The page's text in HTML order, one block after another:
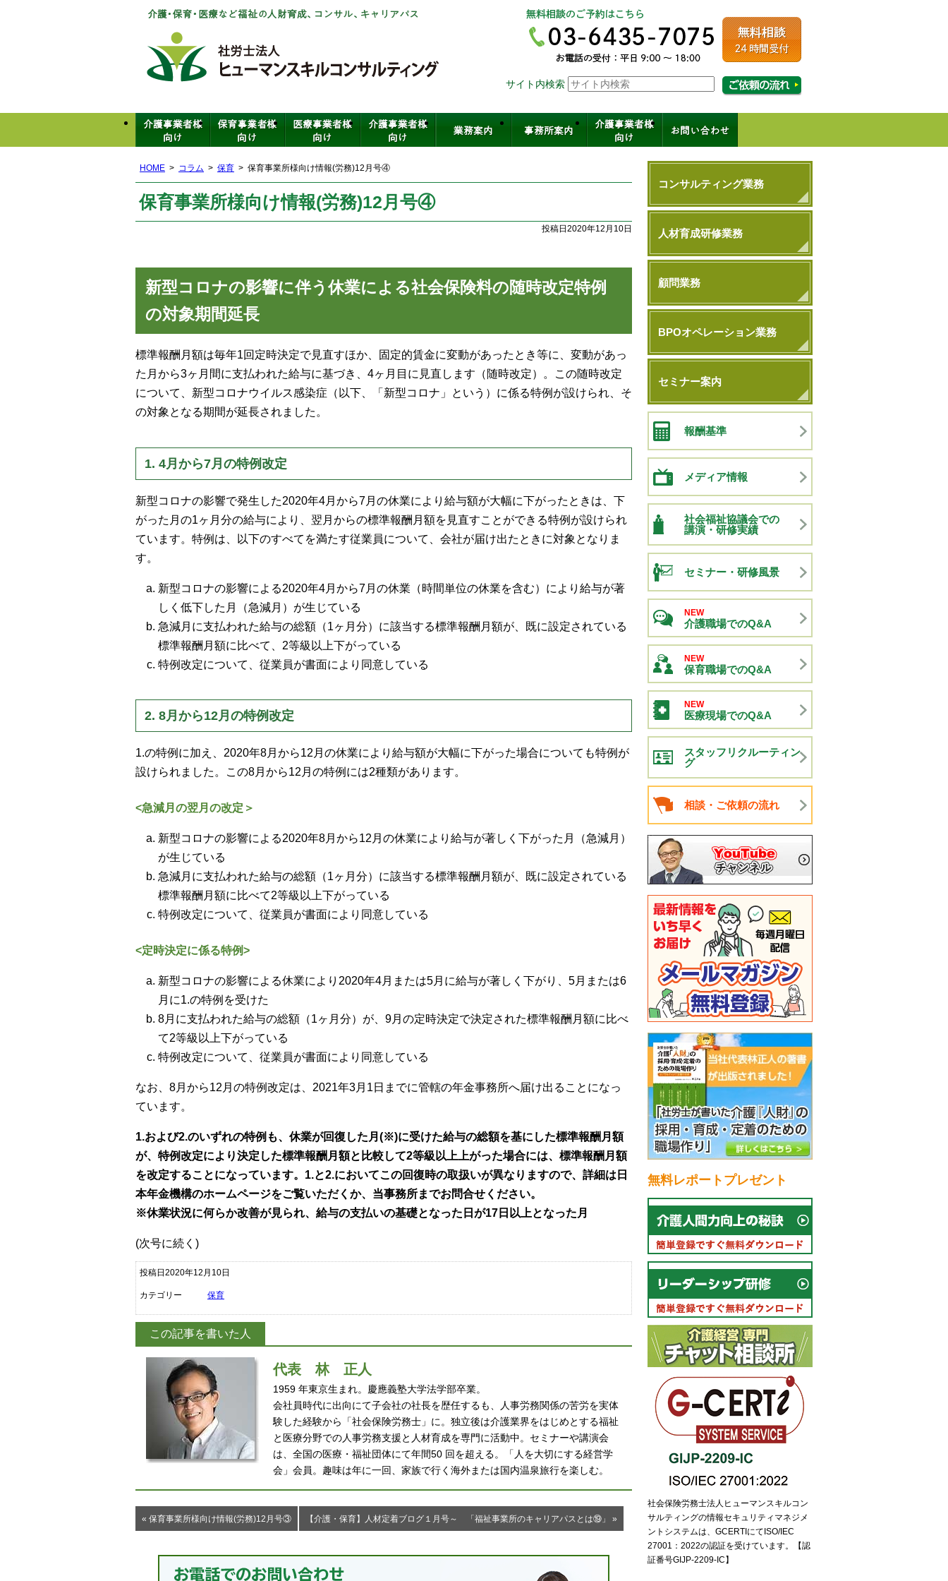
社会保険労務士法人ヒューマンスキルコンサルティング
介護・保育・医療など福祉の人材育成、コンサル、キャリアパス
サイト内検索
HOME コラム 保育 保育事業所様向け情報(労務)12月号④
保育事業所様向け情報(労務)12月号④
投稿日2020年12月10日
新型コロナの影響に伴う休業による社会保険料の随時改定特例
の対象期間延長
標準報酬月額は毎年1回定時決定で見直すほか、固定的賃金に変動があったとき等に、変動があっ
た月から3ヶ月間に支払われた給与に基づき、4ヶ月目に見直します（随時改定）。この随時改定
について、新型コロナウイルス感染症（以下、「新型コロナ」という）に係る特例が設けられ、そ
の対象となる期間が延長されました。
1. 4月から7月の特例改定
新型コロナの影響で発生した2020年4月から7月の休業により給与額が大幅に下がったときは、下
がった月の1ヶ月分の給与により、翌月からの標準報酬月額を見直すことができる特例が設けられ
ています。特例は、以下のすべてを満たす従業員について、会社が届け出たときに対象となりま
す。
新型コロナの影響による2020年4月から7月の休業（時間単位の休業を含む）により給与が著
しく低下した月（急減月）が生じている
急減月に支払われた給与の総額（1ヶ月分）に該当する標準報酬月額が、既に設定されている
標準報酬月額に比べて、2等級以上下がっている
特例改定について、従業員が書面により同意している
2. 8月から12月の特例改定
1.の特例に加え、2020年8月から12月の休業により給与額が大幅に下がった場合についても特例が
設けられました。この8月から12月の特例には2種類があります。
<急減月の翌月の改定＞
新型コロナの影響による2020年8月から12月の休業により給与が著しく下がった月（急減月）
が生じている
急減月に支払われた給与の総額（1ヶ月分）に該当する標準報酬月額が、既に設定されている
標準報酬月額に比べて2等級以上下がっている
特例改定について、従業員が書面により同意している
<定時決定に係る特例>
新型コロナの影響による休業により2020年4月または5月に給与が著しく下がり、5月または6
月に1.の特例を受けた
8月に支払われた給与の総額（1ヶ月分）が、9月の定時決定で決定された標準報酬月額に比べ
て2等級以上下がっている
特例改定について、従業員が書面により同意している
なお、8月から12月の特例改定は、2021年3月1日までに管轄の年金事務所へ届け出ることになっ
ています。
1.および2.のいずれの特例も、休業が回復した月(※)に受けた給与の総額を基にした標準報酬月額
が、特例改定により決定した標準報酬月額と比較して2等級以上上がった場合には、標準報酬月額
を改定することになっています。1.と2.においてこの回復時の取扱いが異なりますので、詳細は日
本年金機構のホームページをご覧いただくか、当事務所までお問合せください。
※休業状況に何らか改善が見られ、給与の支払いの基礎となった日が17日以上となった月
(次号に続く)
投稿日2020年12月10日
カテゴリー 保育
この記事を書いた人
代表 林 正人
1959 年東京生まれ。慶應義塾大学法学部卒業。
会社員時代に出向にて子会社の社長を歴任するも、人事労務関係の苦労を実体
験した経験から「社会保険労務士」に。独立後は介護業界をはじめとする福祉
と医療分野での人事労務支援と人材育成を専門に活動中。セミナーや講演会
は、全国の医療・福祉団体にて年間50 回を超える。「人を大切にする経営学
会」会員。趣味は年に一回、家族で行く海外または国内温泉旅行を楽しむ。
« 保育事業所様向け情報(労務)12月号③ 【介護・保育】人材定着ブログ１月号～ 「福祉事業所のキャリアパスとは⑲」 »
コンサルティング業務
人材育成研修業務
顧問業務
BPOオペレーション業務
セミナー案内
報酬基準
メディア情報
社会福祉協議会での
講演・研修実績
セミナー・研修風景
NEW
介護職場でのQ&A
NEW
保育職場でのQ&A
NEW
医療現場でのQ&A
スタッフリクルーティン
グ
相談・ご依頼の流れ
無料レポートプレゼント
社会保険労務士法人ヒューマンスキルコン
サルティングの情報セキュリティマネジメ
ントシステムは、GCERTIにてISO/IEC
27001：2022の認証を受けています。【認
証番号GIJP-2209-IC】